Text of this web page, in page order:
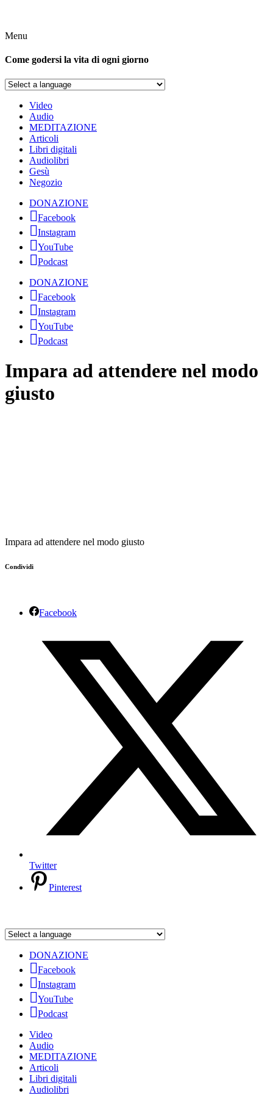
Menu
Come godersi la vita di ogni giorno
Video
Audio
MEDITAZIONE
Articoli
Libri digitali
Audiolibri
Gesù
Negozio
DONAZIONE
Facebook
Instagram
YouTube
Podcast
DONAZIONE
Facebook
Instagram
YouTube
Podcast
Impara ad attendere nel modo
giusto
Impara ad attendere nel modo giusto
Condividi
Facebook
Twitter
Pinterest
DONAZIONE
Facebook
Instagram
YouTube
Podcast
Video
Audio
MEDITAZIONE
Articoli
Libri digitali
Audiolibri